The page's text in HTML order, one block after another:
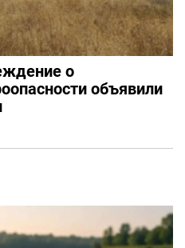
о
объявили